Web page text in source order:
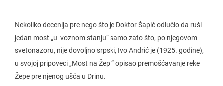
Nekoliko decenija pre nego što je Doktor Šapić odlučio da ruši
jedan most „u voznom stanju“ samo zato što, po njegovom
svetonazoru, nije dovoljno srpski, Ivo Andrić je (1925. godine),
u svojoj pripoveci „Most na Žepi“ opisao premošćavanje reke
Žepe pre njenog ušća u Drinu.